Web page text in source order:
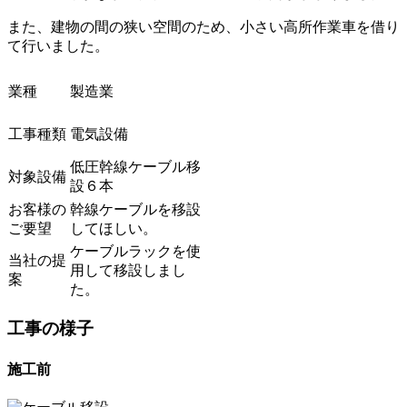
また、建物の間の狭い空間のため、小さい高所作業車を借り
て行いました。
業種 製造業
工事種類 電気設備
対象設備
低圧幹線ケーブル移
設６本
お客様の
ご要望
幹線ケーブルを移設
してほしい。
当社の提
案
ケーブルラックを使
用して移設しまし
た。
工事の様子
施工前